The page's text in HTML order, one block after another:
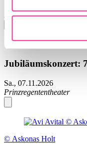
Prinzregententheater
Jubiläumskonzert:
Sa., 07.11.2026
Prinzregententheater
© Askonas Holt